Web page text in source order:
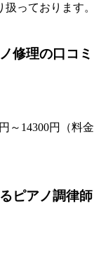
っております。
修理の口コミ
～14300円（料金
ピアノ調律師